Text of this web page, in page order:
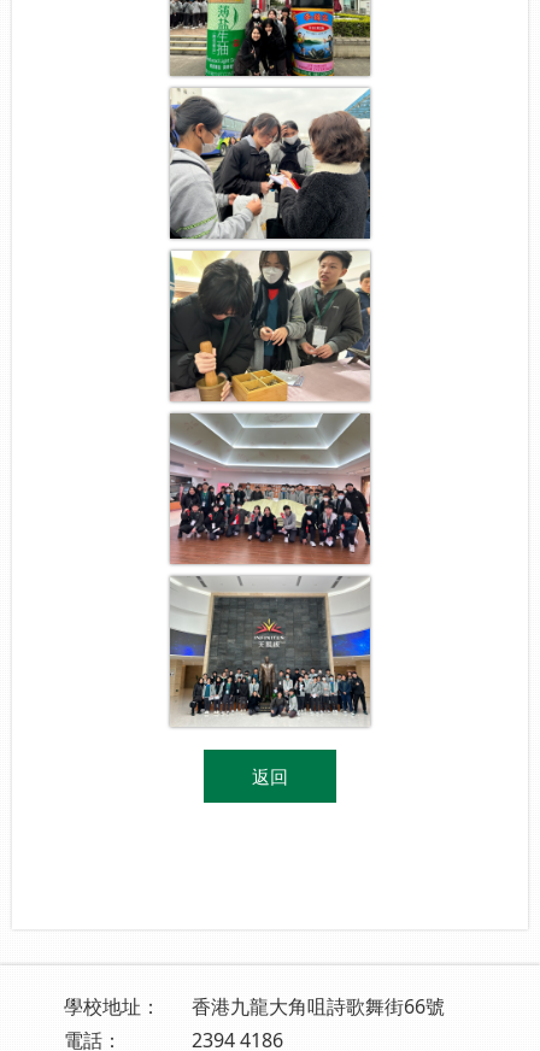
返回
學校地址：
香港九龍大角咀詩歌舞街66號
電話：
2394 4186